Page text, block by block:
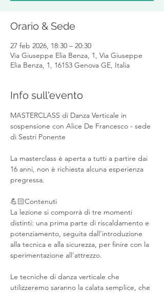
Orario & Sede
27 feb 2026, 18:30 – 20:30
Via Giuseppe Elia Benza, 1, Via Giuseppe
Elia Benza, 1, 16153 Genova GE, Italia
Info sull'evento
MASTERCLASS di Danza Verticale in
sospensione con Alice De Francesco - sede
di Sestri Ponente
La masterclass è aperta a tutti a partire dai
16 anni, non è richiesta alcuna esperienza
pregressa.
💪🏻Contenuti
La lezione si comporrà di tre momenti
distinti: una prima parte di riscaldamento e
potenziamento, seguita dall'introduzione
alla tecnica e alla sicurezza, per finire con la
sperimentazione all'attrezzo.
Le tecniche di danza verticale che
utilizzeremo saranno la calata semplice, che